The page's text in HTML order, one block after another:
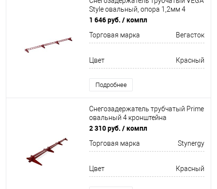
Style овальный, опора 1,2мм 4
кронштейна Оцинков+порошковый
1 646 руб. / компл
Торговая марка Вегасток
Цвет Красный
Подробнее
Снегозадержатель трубчатый Prime
овальный 4 кронштейна
Оцинков+порошковый окрас
2 310 руб. / компл
Торговая марка Stynergy
Цвет Красный